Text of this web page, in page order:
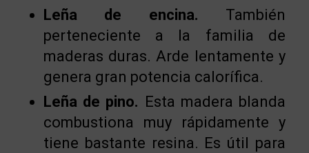
Leña de encina. También
perteneciente a la familia de
maderas duras. Arde lentamente y
genera gran potencia calorífica.
Leña de pino. Esta madera blanda
combustiona muy rápidamente y
tiene bastante resina. Es útil para